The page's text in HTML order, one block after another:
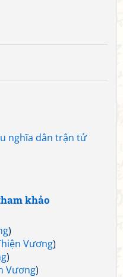
nghĩa dân trận tử
khảo
)
Vương)
)
Vương)